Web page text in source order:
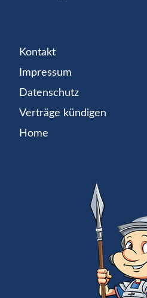
Kontakt
Impressum
Datenschutz
Verträge kündigen
Home